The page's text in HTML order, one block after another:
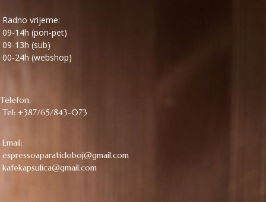
Radno vrijeme:
09-14h (pon-pet)
09-13h (sub)
00-24h (webshop)
Telefon:
Tel: +387/65/843-073
Email:
espressoaparatidoboj@gmail.com
kafekapsulica@gmail.com